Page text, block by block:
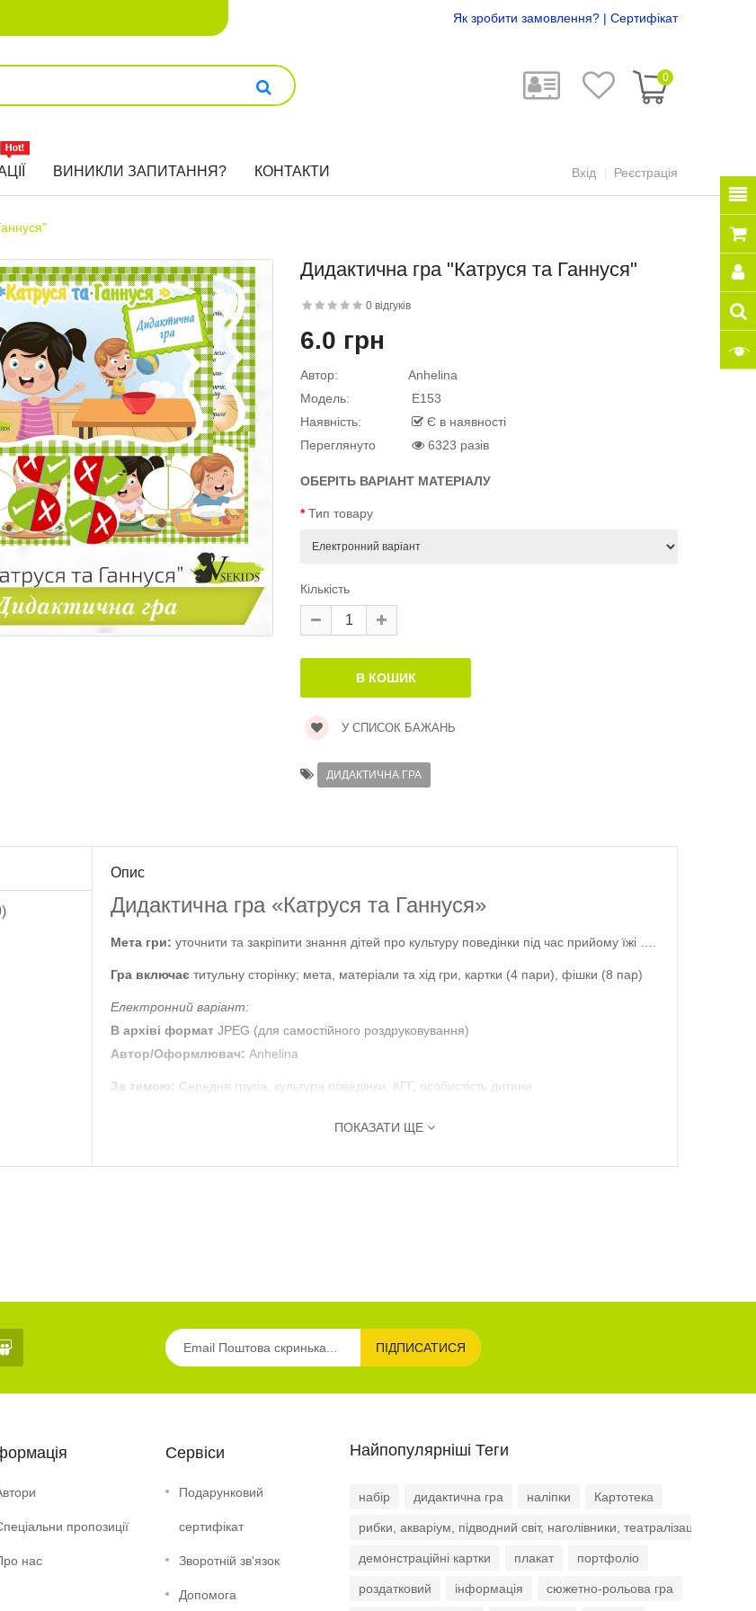
Як зробити замовлення? | Сертифікат
0
ВИНИКЛИ ЗАПИТАННЯ? КОНТАКТИ Вхід Реєстрація
Дидактична гра "Катруся та Ганнуся"
0 відгуків
6.0 грн
Автор:
Anhelina
Модель:
E153
Наявність:
Є в наявності
Переглянуто
6323 разів
ОБЕРІТЬ ВАРІАНТ МАТЕРІАЛУ
Тип товару
Кількість
У СПИСОК БАЖАНЬ
ДИДАКТИЧНА ГРА
Опис
Дидактична гра «Катруся та Ганнуся»
Мета гри: уточнити та закріпити знання дітей про культуру поведінки під час прийому їжі ….
Гра включає титульну сторінку; мета, матеріали та хід гри, картки (4 пари), фішки (8 пар)
Електронний варіант:
В архіві формат JPEG (для самостійного роздруковування)
Автор/Оформлювач: Anhelina
За темою: Середня група, культура поведінки, КГГ, особистість дитини
ПОКАЗАТИ ЩЕ
ПІДПИСАТИСЯ
пропозиції
нас
Сервіси
Подарунковий
сертифікат
Зворотній зв'язок
Допомога
Найпопулярніші Теги
набір дидактична гра наліпки Картотека
рибки, акваріум, підводний світ, наголівники, театралізація,
демонстраційні картки плакат портфоліо
роздатковий інформація сюжетно-рольова гра